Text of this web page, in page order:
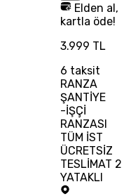
Elden al,
kartla öde!
3.999 TL
6 taksit
RANZA
ŞANTİYE
-İŞÇİ
RANZASI
TÜM İST
ÜCRETSİZ
TESLİMAT 2
YATAKLI